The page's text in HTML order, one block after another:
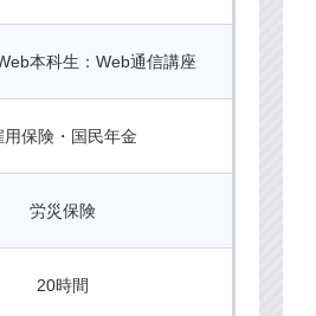
本科生：Web通信講座
用保険・国民年金
労災保険
20時間